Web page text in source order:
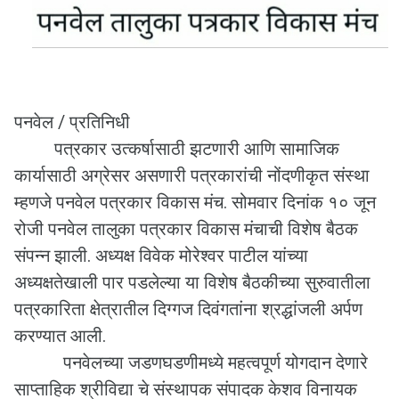
पनवेल / प्रतिनिधी
पत्रकार उत्कर्षासाठी झटणारी आणि सामाजिक
कार्यासाठी अग्रेसर असणारी पत्रकारांची नोंदणीकृत संस्था
म्हणजे पनवेल पत्रकार विकास मंच. सोमवार दिनांक १० जून
रोजी पनवेल तालुका पत्रकार विकास मंचाची विशेष बैठक
संपन्न झाली. अध्यक्ष विवेक मोरेश्वर पाटील यांच्या
अध्यक्षतेखाली पार पडलेल्या या विशेष बैठकीच्या सुरुवातीला
पत्रकारिता क्षेत्रातील दिग्गज दिवंगतांना श्रद्धांजली अर्पण
करण्यात आली.
पनवेलच्या जडणघडणीमध्ये महत्वपूर्ण योगदान देणारे
साप्ताहिक श्रीविद्या चे संस्थापक संपादक केशव विनायक